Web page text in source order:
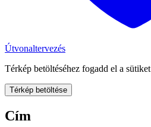
Útvonaltervezés
Térkép betöltéséhez fogadd el a sütiket
Térkép betöltése
Cím